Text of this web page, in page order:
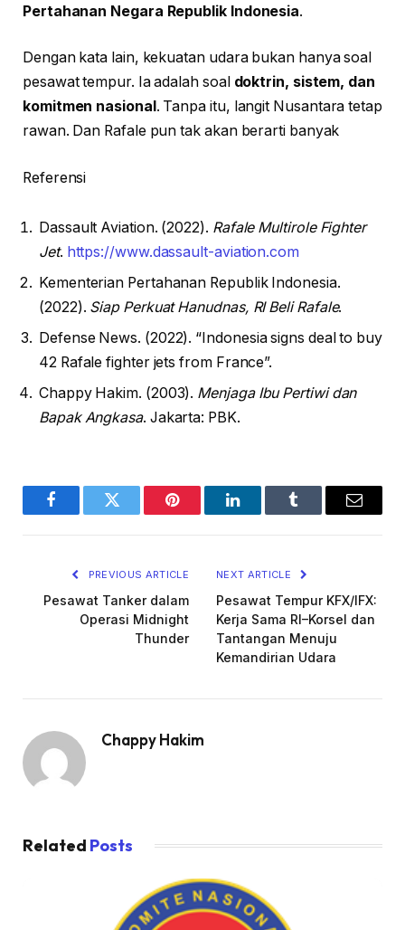
Pertahanan Negara Republik Indonesia.
Dengan kata lain, kekuatan udara bukan hanya soal
pesawat tempur. Ia adalah soal doktrin, sistem, dan
komitmen nasional . Tanpa itu, langit Nusantara tetap
rawan. Dan Rafale pun tak akan berarti banyak
Referensi
Dassault Aviation. (2022). Rafale Multirole Fighter
Jet. https://www.dassault-aviation.com
Kementerian Pertahanan Republik Indonesia.
(2022). Siap Perkuat Hanudnas, RI Beli Rafale.
Defense News. (2022). “Indonesia signs deal to buy
42 Rafale fighter jets from France”.
Chappy Hakim. (2003). Menjaga Ibu Pertiwi dan
Bapak Angkasa. Jakarta: PBK.
FacebookTwitter Pinterest LinkedInTumblr Email
PREVIOUS ARTICLE
Pesawat Tanker dalam
Operasi Midnight
Thunder
NEXT ARTICLE
Pesawat Tempur KFX/IFX:
Kerja Sama RI–Korsel dan
Tantangan Menuju
Kemandirian Udara
Chappy Hakim
Related Posts